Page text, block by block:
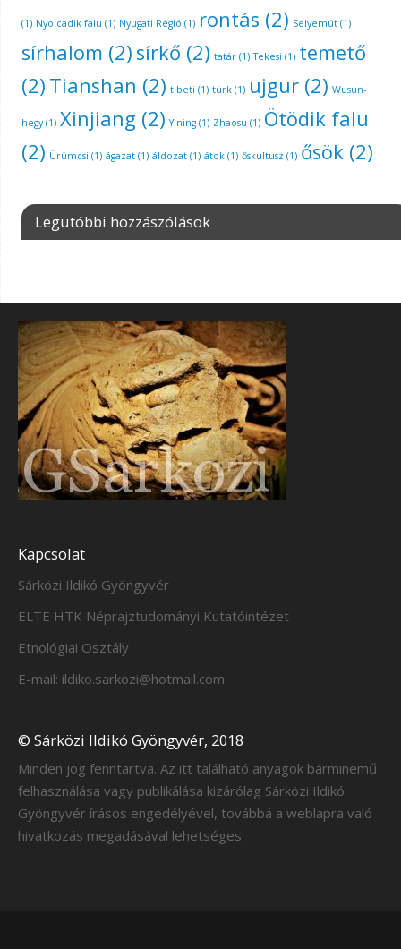
(1) Nyolcadik falu (1) Nyugati Régió (1) rontás (2) Selyemút(1)
sírhalom (2) sírkő (2) tatár(1) Tekesi (1) temető
(2) Tianshan (2) tibeti (1) türk(1) ujgur(2) Wusun-
hegy(1) Xinjiang (2) Yining(1) Zhaosu (1) Ötödik falu
(2) Ürümcsi (1) ágazat(1) áldozat(1) átok(1) őskultusz (1) ősök(2)
Legutóbbi hozzászólások
Kapcsolat
Sárközi Ildikó Gyöngyvér
ELTE HTK Néprajztudományi Kutatóintézet
Etnológiai Osztály
E-mail: ildiko.sarkozi@hotmail.com
© Sárközi Ildikó Gyöngyvér, 2018
Minden jog fenntartva. Az itt található anyagok bárminemű
felhasználása vagy publikálása kizárólag Sárközi Ildikó
Gyöngyvér írásos engedélyével, továbbá a weblapra való
hivatkozás megadásával lehetséges.